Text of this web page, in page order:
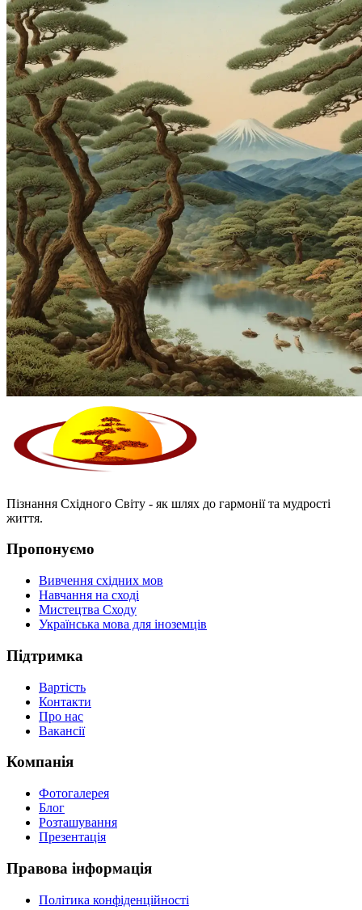
Пізнання Східного Світу - як шлях до гармонії та мудрості
життя.
Пропонуємо
Вивчення східних мов
Навчання на сході
Мистецтва Сходу
Українська мова для іноземців
Підтримка
Вартість
Контакти
Про нас
Вакансії
Компанія
Фотогалерея
Блог
Розташування
Презентація
Правова інформація
Політика конфіденційності